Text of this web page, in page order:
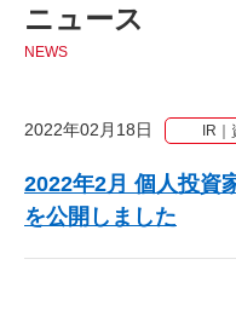
ニュース
NEWS
2022年02月18日 IR｜
2022年2月 個人投資
を公開しました